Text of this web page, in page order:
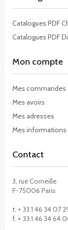
Catalogues PDF
Catalogues PDF
Mon compte
Mes commandes
Mes avoirs
Mes adresses
Mes
Contact
3, rue Corneille
F-75006 Paris
t. + 33 1 46 34 07
f. + 33 1 46 34 64